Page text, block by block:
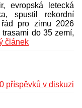
evropská letecká
spustil rekordní
řád pro zimu 2026
trasami do 35 zemí,
článek
0 příspěvků v diskuzi